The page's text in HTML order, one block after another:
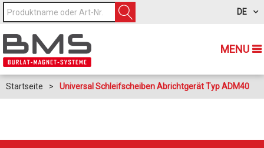
MENU
DE
Startseite > Universal Schleifscheiben Abrichtgerät Typ ADM40